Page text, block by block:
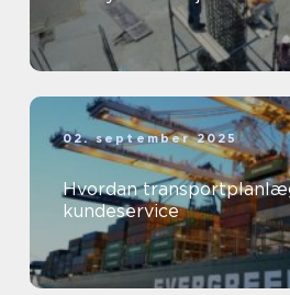
02. september 2025
Hvordan
kundeservice